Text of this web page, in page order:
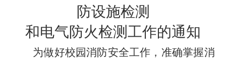
防设施检测
和电气防火检测工作的通知
为做好校园消防安全工作，准确掌握消